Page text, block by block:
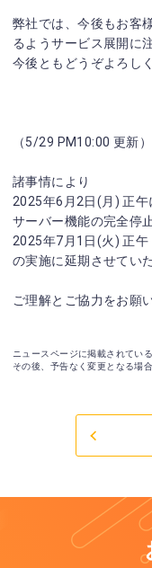
弊社では、今後もお客
るようサービス展開に
今後ともどうぞよろし
（5/29 PM10:00 更新）
諸事情により
2025年6月2日(月) 正午
サーバー機能の完全停
2025年7月1日(火) 正午
の実施に延期させてい
ご理解とご協力をお願
ニュースページに掲載されてい
その後、予告なく変更となる場